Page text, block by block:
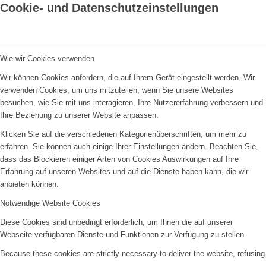
Cookie- und Datenschutzeinstellungen
Wie wir Cookies verwenden
Wir können Cookies anfordern, die auf Ihrem Gerät eingestellt werden. Wir
verwenden Cookies, um uns mitzuteilen, wenn Sie unsere Websites
besuchen, wie Sie mit uns interagieren, Ihre Nutzererfahrung verbessern und
Ihre Beziehung zu unserer Website anpassen.
Klicken Sie auf die verschiedenen Kategorienüberschriften, um mehr zu
erfahren. Sie können auch einige Ihrer Einstellungen ändern. Beachten Sie,
dass das Blockieren einiger Arten von Cookies Auswirkungen auf Ihre
Erfahrung auf unseren Websites und auf die Dienste haben kann, die wir
anbieten können.
Notwendige Website Cookies
Diese Cookies sind unbedingt erforderlich, um Ihnen die auf unserer
Webseite verfügbaren Dienste und Funktionen zur Verfügung zu stellen.
Because these cookies are strictly necessary to deliver the website, refusing